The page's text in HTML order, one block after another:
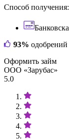
Способ получения:
93% одобрений
Оформить займ
ООО «Зарубас»
5.0